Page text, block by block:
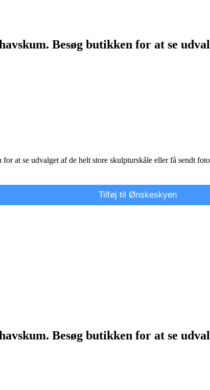
Besøg butikken for at se
at se udvalget af de helt store skulpturskåle eller få sendt
Tilføj til Ønskeskyen
Besøg butikken for at se